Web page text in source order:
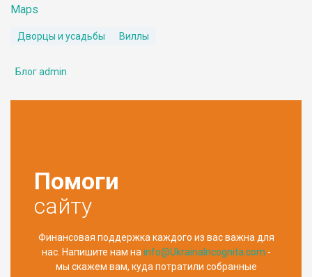
Maps
Дворцы и усадьбы Виллы
Блог admin
Помоги
сайту
Финансовая поддержка каждого из вас важна для
нас. Напишите нам на info@UkrainaIncognita.com -
мы скажем вам, куда потратили собранные